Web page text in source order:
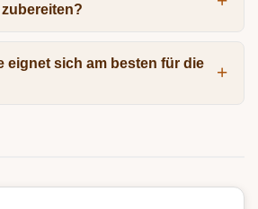
eignet sich am besten für die